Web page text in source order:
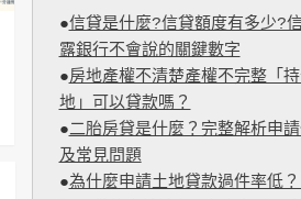
●信貸是什麼?信貸額度有多少?
露銀行不會說的關鍵數字
●房地產權不清楚產權不完整「
地」可以貸款嗎？
●二胎房貸是什麼？完整解析申
及常見問題
●為什麼申請土地貸款過件率低